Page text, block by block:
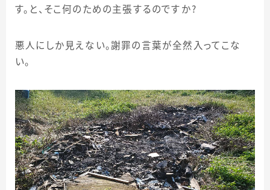
す。と、そこ何のための主張するのですか？
悪人にしか見えない。謝罪の言葉が全然入ってこな
い。